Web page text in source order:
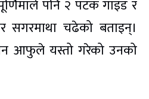
पनि २ पटक गाइड र
चढेको बताइन्।
आफुले यस्तो गरेको उनको